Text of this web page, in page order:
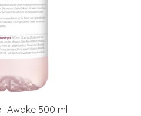
Awake 500 ml